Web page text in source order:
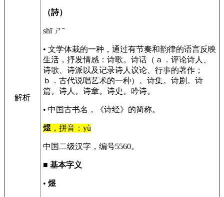
解析
（詩）
shī ㄕˉ
• 文学体栽的一种，通过有节奏和韵律的语言反映
生活，抒发情感：诗歌。诗话（ａ．评论诗人、
诗歌、诗派以及记录诗人议论、行事的著作；
ｂ．古代说唱艺术的一种）。诗集。诗剧。诗
篇。诗人。诗章。诗史。吟诗。
• 中国古书名，《诗经》的简称。
煜 ，拼音：yù
中国二级汉字，编号5560。
■ 基本字义
• 煜